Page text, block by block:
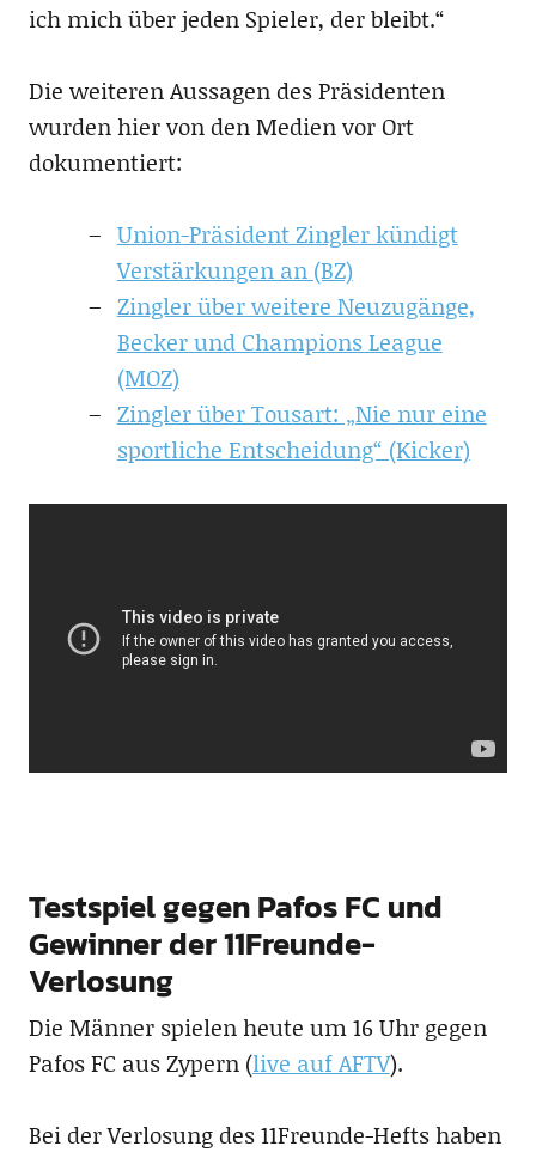
ich mich über jeden Spieler, der bleibt.“
Die weiteren Aussagen des Präsidenten
wurden hier von den Medien vor Ort
dokumentiert:
Union-Präsident Zingler kündigt
Verstärkungen an (BZ)
Zingler über weitere Neuzugänge,
Becker und Champions League
(MOZ)
Zingler über Tousart: „Nie nur eine
sportliche Entscheidung“ (Kicker)
Testspiel gegen Pafos FC und
Gewinner der 11Freunde-
Verlosung
Die Männer spielen heute um 16 Uhr gegen
Pafos FC aus Zypern (live auf AFTV).
Bei der Verlosung des 11Freunde-Hefts haben